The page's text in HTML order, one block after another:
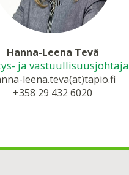
Hanna-Leena Tevä
ja vastuullisuusjohtaja
leena.teva(at)tapio.fi
+358 29 432 6020